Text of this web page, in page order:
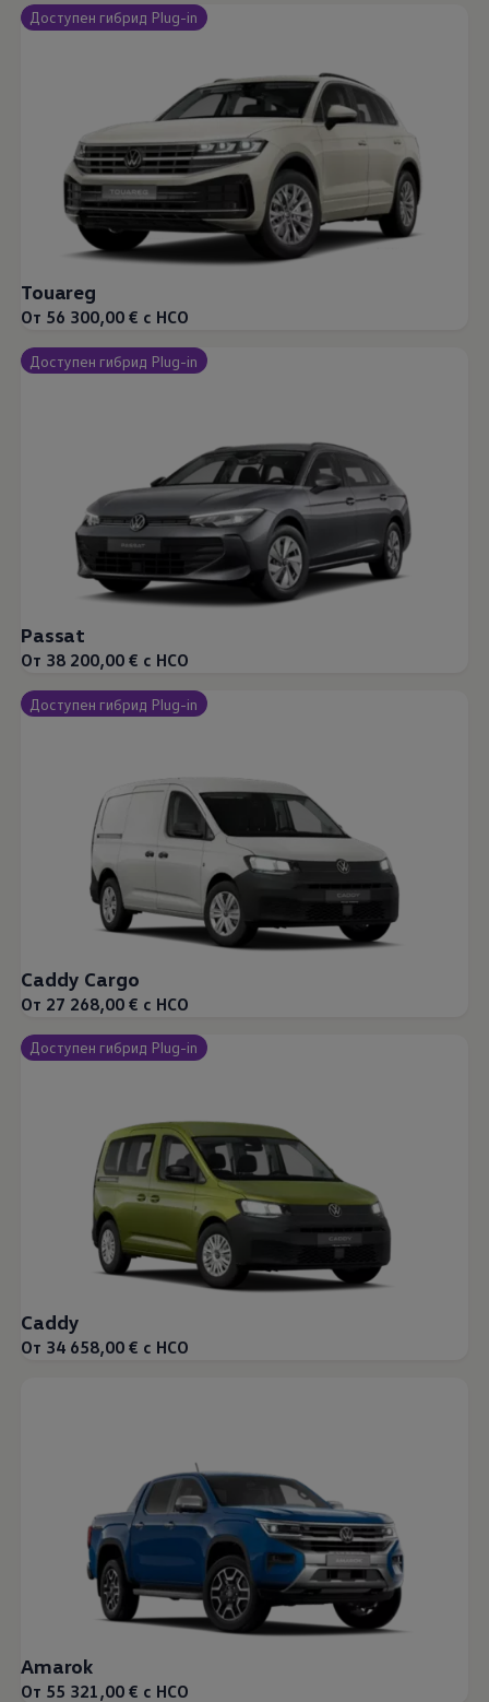
Доступен гибрид Plug-in
Touareg
От 56 300,00 € с НСО
Доступен гибрид Plug-in
Passat
От 38 200,00 € с НСО
Доступен гибрид Plug-in
Caddy Cargo
От 27 268,00 € с НСО
Доступен гибрид Plug-in
Caddy
От 34 658,00 € с НСО
Amarok
От 55 321,00 € с НСО